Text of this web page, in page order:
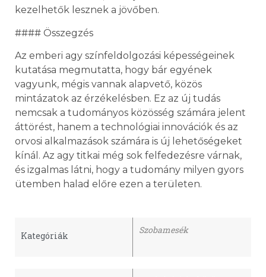
kezelhetők lesznek a jövőben.
#### Összegzés
Az emberi agy színfeldolgozási képességeinek
kutatása megmutatta, hogy bár egyének
vagyunk, mégis vannak alapvető, közös
mintázatok az érzékelésben. Ez az új tudás
nemcsak a tudományos közösség számára jelent
áttörést, hanem a technológiai innovációk és az
orvosi alkalmazások számára is új lehetőségeket
kínál. Az agy titkai még sok felfedezésre várnak,
és izgalmas látni, hogy a tudomány milyen gyors
ütemben halad előre ezen a területen.
Kategóriák
Szobamesék